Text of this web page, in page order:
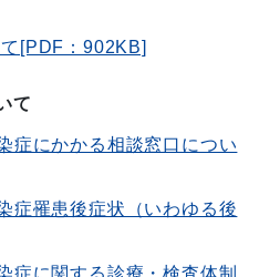
[PDF：902KB]
て
症にかかる相談窓口につい
症罹患後症状（いわゆる後
症に関する診療・検査体制